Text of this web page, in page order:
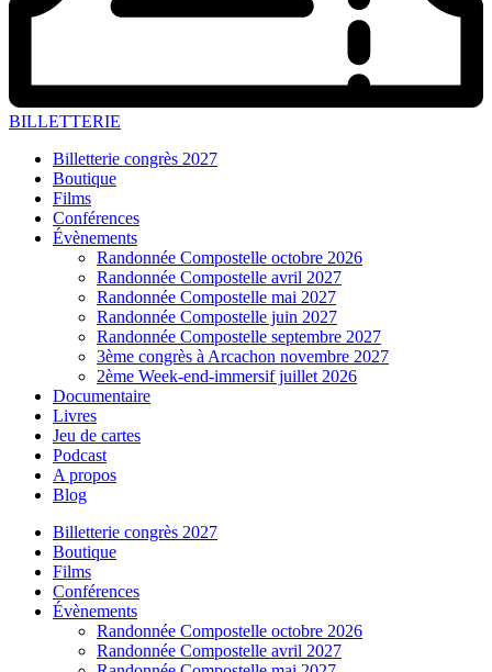
BILLETTERIE
Billetterie congrès 2027
Boutique
Films
Conférences
Évènements
Randonnée Compostelle octobre 2026
Randonnée Compostelle avril 2027
Randonnée Compostelle mai 2027
Randonnée Compostelle juin 2027
Randonnée Compostelle septembre 2027
3ème congrès à Arcachon novembre 2027
2ème Week-end-immersif juillet 2026
Documentaire
Livres
Jeu de cartes
Podcast
A propos
Blog
Billetterie congrès 2027
Boutique
Films
Conférences
Évènements
Randonnée Compostelle octobre 2026
Randonnée Compostelle avril 2027